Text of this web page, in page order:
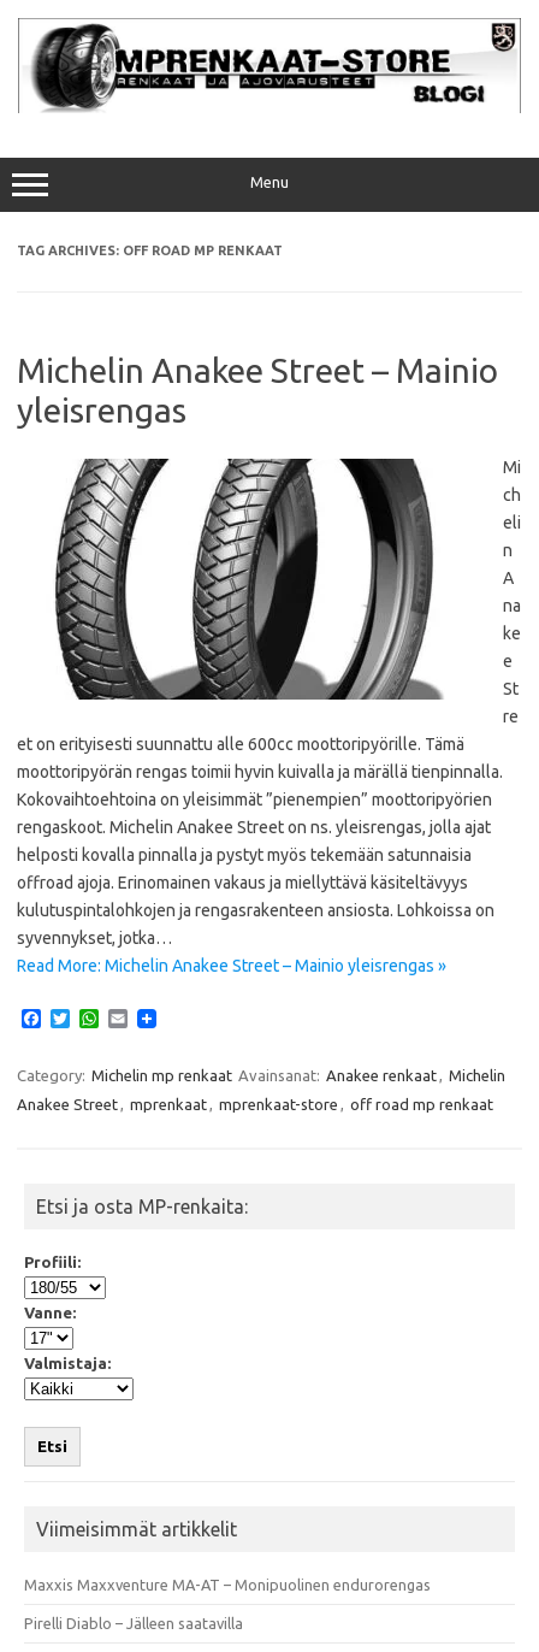
content
Menu
TAG ARCHIVES: OFF ROAD MP RENKAAT
Michelin Anakee Street – Mainio
yleisrengas
Mi
ch
eli
n
A
na
ke
e
St
re
et on erityisesti suunnattu alle 600cc moottoripyörille. Tämä
moottoripyörän rengas toimii hyvin kuivalla ja märällä tienpinnalla.
Kokovaihtoehtoina on yleisimmät ”pienempien” moottoripyörien
rengaskoot. Michelin Anakee Street on ns. yleisrengas, jolla ajat
helposti kovalla pinnalla ja pystyt myös tekemään satunnaisia
offroad ajoja. Erinomainen vakaus ja miellyttävä käsiteltävyys
kulutuspintalohkojen ja rengasrakenteen ansiosta. Lohkoissa on
syvennykset, jotka…
Read More: Michelin Anakee Street – Mainio yleisrengas »
e
b
o
T
t
t
e
W
t
A
E
i
Category: Michelin mp renkaat Avainsanat: Anakee renkaat, Michelin
Anakee Street, mprenkaat, mprenkaat-store , off road mp renkaat
Etsi ja osta MP-renkaita:
Profiili:
Vanne:
Valmistaja:
Etsi
Viimeisimmät artikkelit
Maxxis Maxxventure MA-AT – Monipuolinen endurorengas
Pirelli Diablo – Jälleen saatavilla